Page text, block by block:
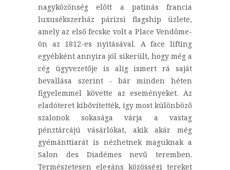
nagyközönség előtt a patinás francia
luxusékszerház párizsi flagship üzlete,
amely az első fecske volt a Place Vendôme-
ön az 1812-es nyitásával. A face lifting
egyébként annyira jól sikerült, hogy még a
cég ügyvezetője is alig ismert rá saját
bevallása szerint - bár minden héten
figyelemmel követte az eseményeket. Az
eladóteret kibővítették, így most különböző
szalonok sokasága várja a vastag
pénztárcájú vásárlókat, akik akár még
gyémánttiarát is nézhetnek maguknak a
Salon des Diadémes nevű teremben.
Természetesen elegáns közösségi tereket